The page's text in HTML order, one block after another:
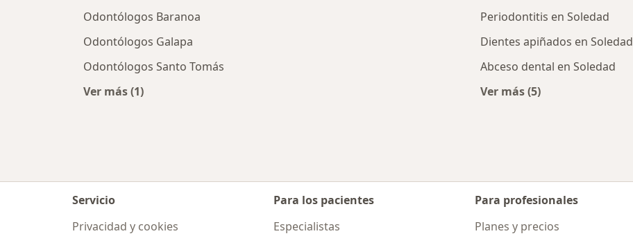
Odontólogos Baranoa
Odontólogos Galapa
Odontólogos Santo Tomás
Ver más (1)
Periodontitis en Soledad
Dientes apiñados en Soledad
Abceso dental en Soledad
Ver más (5)
Servicio
Privacidad y cookies
Para los pacientes
Especialistas
Para profesionales
Planes y precios